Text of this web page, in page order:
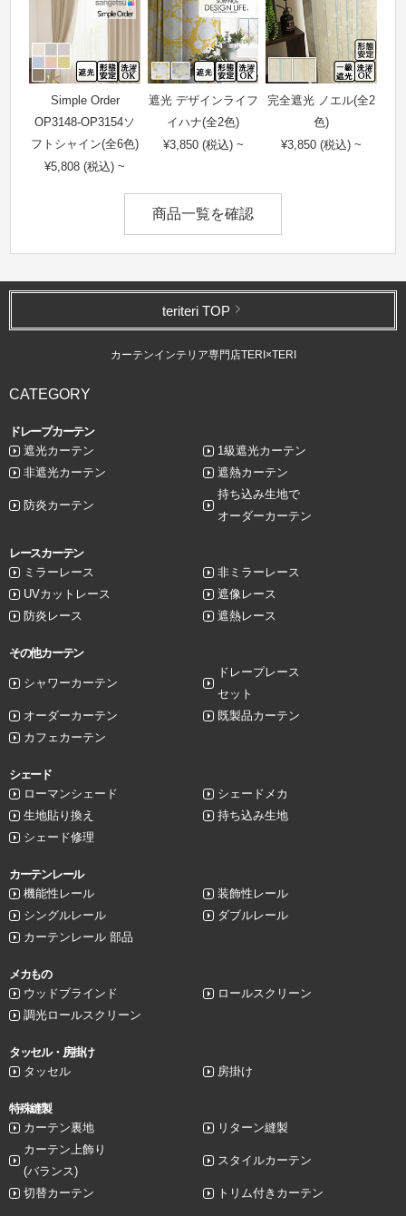
Simple Order
OP3148-OP3154ソ
フトシャイン(全6色)
¥5,808 (税込) ~
遮光 デザインライフ
イハナ(全2色)
¥3,850 (税込) ~
完全遮光 ノエル(全2
色)
¥3,850 (税込) ~
商品一覧を確認
teriteri TOP
カーテンインテリア専門店TERI×TERI
CATEGORY
ドレープカーテン
遮光カーテン
1級遮光カーテン
非遮光カーテン
遮熱カーテン
防炎カーテン
持ち込み生地で
オーダーカーテン
レースカーテン
ミラーレース
非ミラーレース
UVカットレース
遮像レース
防炎レース
遮熱レース
その他カーテン
シャワーカーテン
ドレープレース
セット
オーダーカーテン
既製品カーテン
カフェカーテン
シェード
ローマンシェード
シェードメカ
生地貼り換え
持ち込み生地
シェード修理
カーテンレール
機能性レール
装飾性レール
シングルレール
ダブルレール
カーテンレール 部品
メカもの
ウッドブラインド
ロールスクリーン
調光ロールスクリーン
タッセル・房掛け
タッセル
房掛け
特殊縫製
カーテン裏地
リターン縫製
カーテン上飾り
(バランス)
スタイルカーテン
切替カーテン トリム付きカーテン